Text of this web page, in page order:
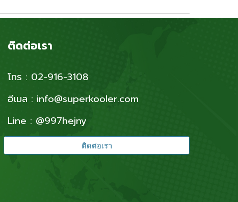
ติดต่อเรา
โทร : 02-916-3108
อีเมล : info@superkooler.com
Line : @997hejny
ติดต่อเรา